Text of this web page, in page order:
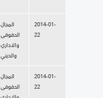
المجال
الحقوقى
والاداري
والديني
2014-01-
22
المجال
الحقوقى
2014-01-
22